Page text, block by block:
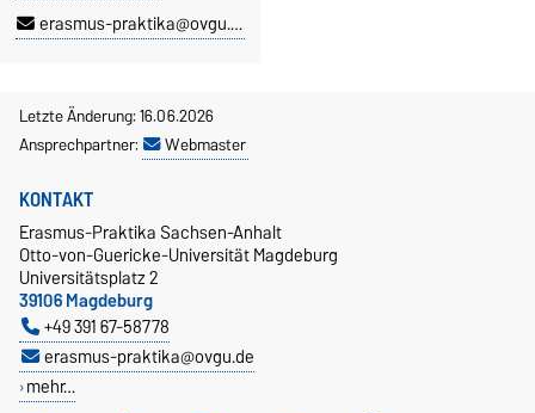
erasmus-praktika@ovgu.de
Letzte Änderung: 16.06.2026
Ansprechpartner:
Webmaster
KONTAKT
Erasmus-Praktika Sachsen-Anhalt
Otto-von-Guericke-Universität Magdeburg
Universitätsplatz 2
39106 Magdeburg
+49 391 67-58778
erasmus-praktika@ovgu.de
mehr…